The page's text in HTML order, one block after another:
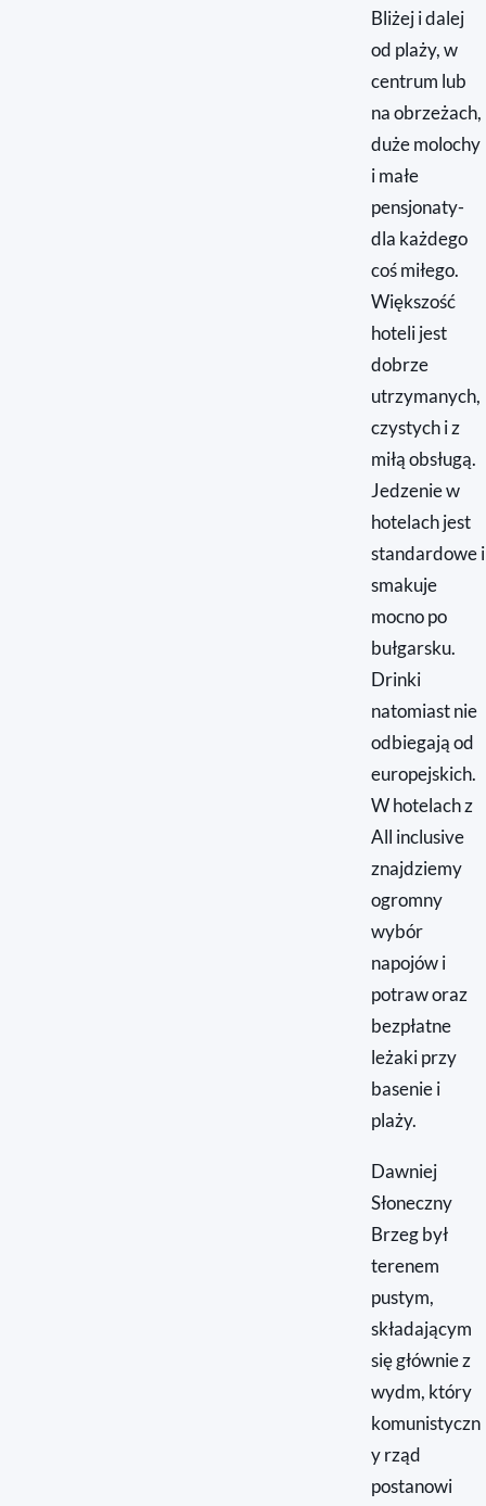
Bliżej i dalej
od plaży, w
centrum lub
na obrzeżach,
duże molochy
i małe
pensjonaty-
dla każdego
coś miłego.
Większość
hoteli jest
dobrze
utrzymanych,
czystych i z
miłą obsługą.
Jedzenie w
hotelach jest
standardowe i
smakuje
mocno po
bułgarsku.
Drinki
natomiast nie
odbiegają od
europejskich.
W hotelach z
All inclusive
znajdziemy
ogromny
wybór
napojów i
potraw oraz
bezpłatne
leżaki przy
basenie i
plaży.
Dawniej
Słoneczny
Brzeg był
terenem
pustym,
składającym
się głównie z
wydm, który
komunistyczn
y rząd
postanowi